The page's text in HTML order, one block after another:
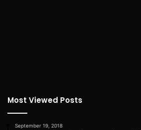
Most Viewed Posts
September 19, 2018